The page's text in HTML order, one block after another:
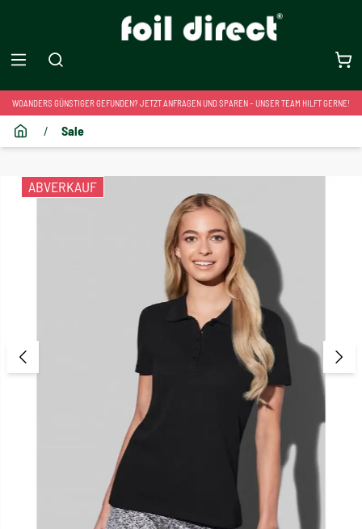
WOANDERS GÜNSTIGER GEFUNDEN? JETZT ANFRAGEN UND SPAREN – UNSER TEAM HILFT GERNE!
/ Sale
ABVERKAUF